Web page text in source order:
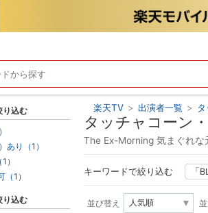
楽天TV > 出演者一覧 >
タッチャコーン
The Ex-Morning 気まぐれな
キーワードで絞り込む 「
並び替え
り込む
あり（1）
）
1）
り込む